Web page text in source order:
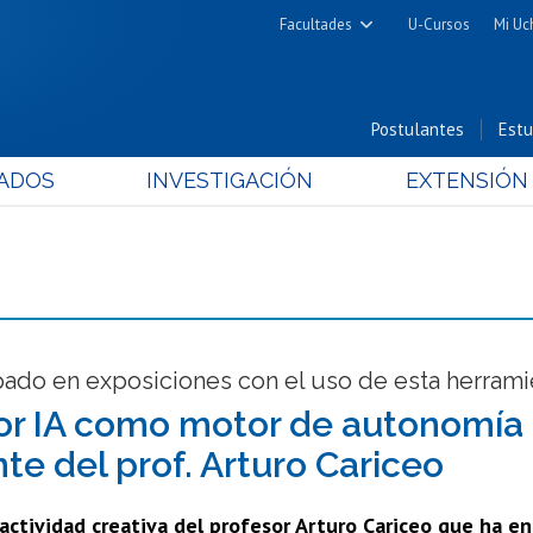
Facultades
Cs. Físicas y Matemáticas
Cs. Químicas y Farmacéuticas
Estudios Avanzados en Educación
Nutrición y Tecnología de
Alimentos
U-Cursos Mi
Postulantes
INVESTIGACIÓN EXTENSIÓN
en exposiciones con el uso de esta
IA como motor de
del prof. Arturo Cariceo
creativa del profesor Arturo Cariceo que ha